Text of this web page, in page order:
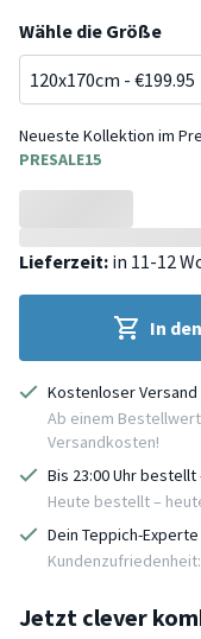
Wähle die Größe
Neueste Kollektion im
PRESALE15
Lieferzeit: in 11-12
In
Kostenloser Versand
Ab einem
Versandkosten!
Bis 23:00 Uhr
Heute bestellt –
Dein Teppich-Experte
Kundenzufriedenheit:
Jetzt clever